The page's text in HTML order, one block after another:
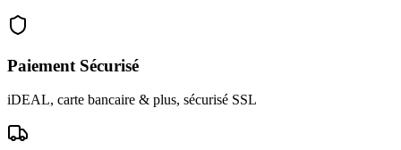
Paiement Sécurisé
iDEAL, carte bancaire & plus, sécurisé SSL